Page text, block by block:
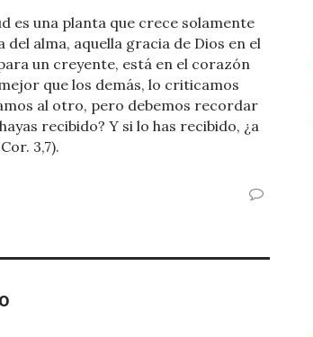
es una planta que crece solamente
alma, aquella gracia de Dios en el
un creyente, está en el corazón
que los demás, lo criticamos
al otro, pero debemos recordar
recibido? Y si lo has recibido, ¿a
3,7).